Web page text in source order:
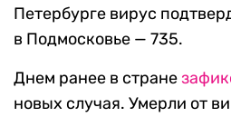
Петербурге вирус
в Подмосковье — 735.
Днем ранее в стране
новых случая. Умерли от